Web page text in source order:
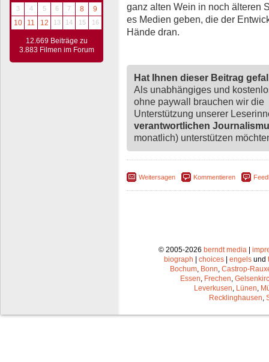
3
4 5 6 7 8
9
10
11 12 13 14 15 16
12.669 Beiträge zu
3.883 Filmen im Forum
ganz alten Wein in noch älteren
es Medien geben, die der
Hände dran.
Hat Ihnen dieser Beitrag
Als unabhängiges und
ohne paywall brauchen wir die
Unterstützung unserer
verantwortlichen
monatlich) unterstützen
Weitersagen Kommentieren
© 2005-2026 berndt media |
biograph | choices | engels und
Bochum Bonn Castrop-
Essen Frechen
Leverkusen Lünen
Recklinghausen